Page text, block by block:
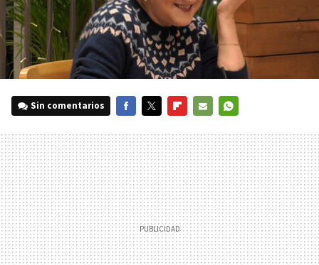
Sin comentarios
MAIL